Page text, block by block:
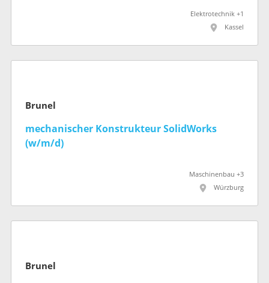
Elektrotechnik +1
Kassel
Brunel
mechanischer Konstrukteur SolidWorks
(w/m/d)
Maschinenbau +3
Würzburg
Brunel